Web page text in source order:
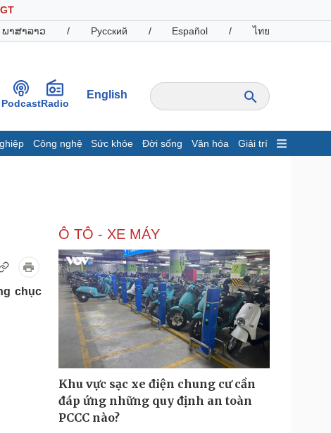
ພາສາລາວ / Русский / Español / ไทย
PodcastRadio
English
Công nghệ Sức khỏe Đời sống Văn hóa Giải trí
Chứng khoán
Giá cà phê
Doanh nghiệp
Thông tin doanh nghiệp
Doanh nghiệp 24h
Công nghệ
Sành điệu
Tin Công nghệ
Trải nghiệm
Chuyển đổi số
Podcast
Câu chuyện thời sự
chục
Ô TÔ - XE MÁY
Khu vực sạc xe điện chung cư cần
đáp ứng những quy định an toàn
PCCC nào?